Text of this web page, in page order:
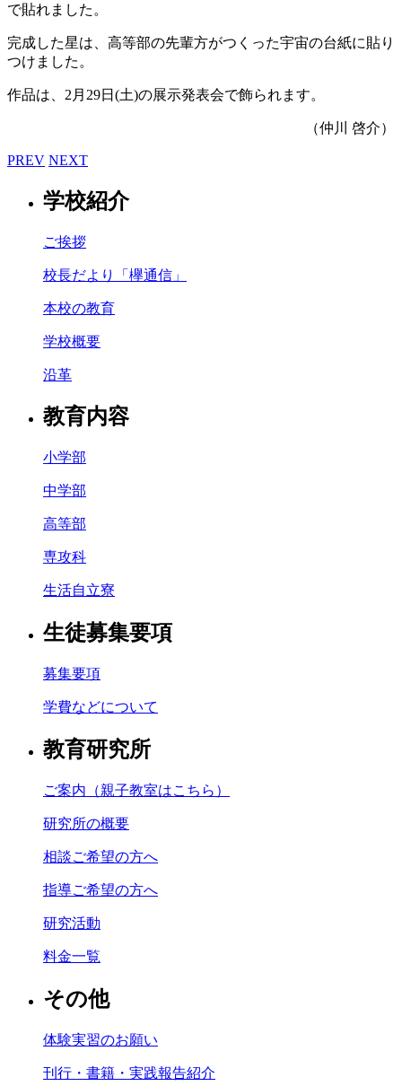
で貼れました。
完成した星は、高等部の先輩方がつくった宇宙の台紙に貼り
つけました。
作品は、2月29日(土)の展示発表会で飾られます。
（仲川 啓介）
PREV NEXT
学校紹介
ご挨拶
校長だより「欅通信」
本校の教育
学校概要
沿革
教育内容
小学部
中学部
高等部
専攻科
生活自立寮
生徒募集要項
募集要項
学費などについて
教育研究所
ご案内（親子教室はこちら）
研究所の概要
相談ご希望の方へ
指導ご希望の方へ
研究活動
料金一覧
その他
体験実習のお願い
刊行・書籍・実践報告紹介